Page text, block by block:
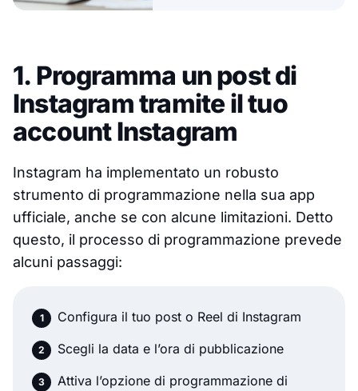
1. Programma un post di
Instagram tramite il tuo
account Instagram
Instagram ha implementato un robusto
strumento di programmazione nella sua app
ufficiale, anche se con alcune limitazioni. Detto
questo, il processo di programmazione prevede
alcuni passaggi:
Configura il tuo post o Reel di Instagram
Scegli la data e l’ora di pubblicazione
Attiva l’opzione di programmazione di